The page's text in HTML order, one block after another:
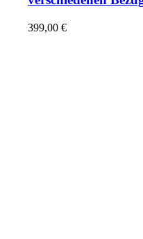
399,00 €